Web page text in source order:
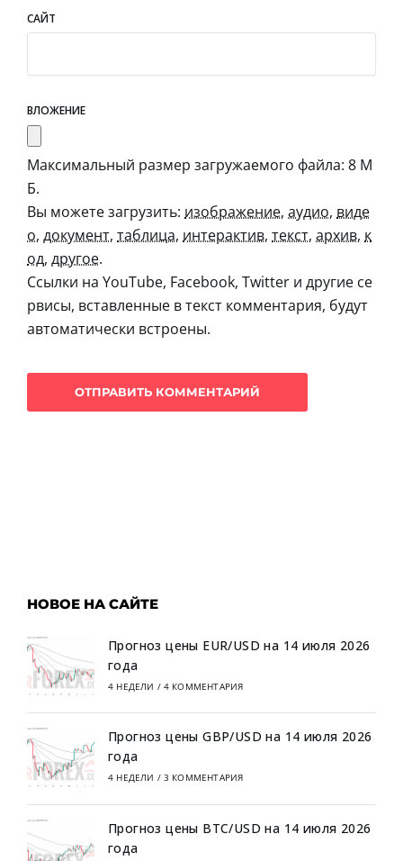
САЙТ
ВЛОЖЕНИЕ
Максимальный размер загружаемого файла: 8 М
Б.
Вы можете загрузить: изображение, аудио, виде
о, документ, таблица, интерактив, текст, архив, к
од, другое.
Ссылки на YouTube, Facebook, Twitter и другие се
рвисы, вставленные в текст комментария, будут
автоматически встроены.
НОВОЕ НА САЙТЕ
Прогноз цены EUR/USD на 14 июля 2026
года
4 НЕДЕЛИ / 4 КОММЕНТАРИЯ
Прогноз цены GBP/USD на 14 июля 2026
года
4 НЕДЕЛИ / 3 КОММЕНТАРИЯ
Прогноз цены BTC/USD на 14 июля 2026
года